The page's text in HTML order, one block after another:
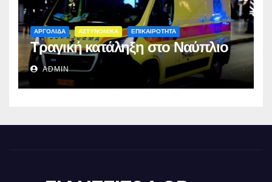
ΑΡΓΟΛΙΔΑ ΑΣΤΥΝΟΜΙΚΑ ΕΠΙΚΑΙΡΟΤΗΤΑ
Τραγική κατάληξη στο Ναύπλιο
ADMIN